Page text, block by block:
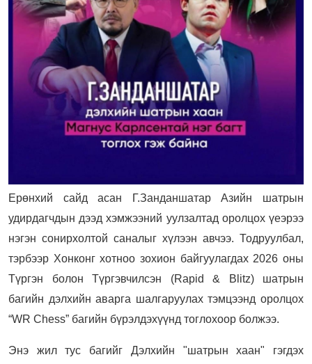
Ерөнхий сайд асан Г.Занданшатар Азийн шатрын
удирдагчдын дээд хэмжээний уулзалтад оролцох үеэрээ
нэгэн сонирхолтой саналыг хүлээн авчээ. Тодруулбал,
тэрбээр Хонконг хотноо зохион байгуулагдах 2026 оны
Түргэн болон Түргэвчилсэн (Rapid & Blitz) шатрын
багийн дэлхийн аварга шалгаруулах тэмцээнд оролцох
“WR Chess” багийн бүрэлдэхүүнд тоглохоор болжээ.
Энэ жил тус багийг Дэлхийн "шатрын хаан" гэгдэх